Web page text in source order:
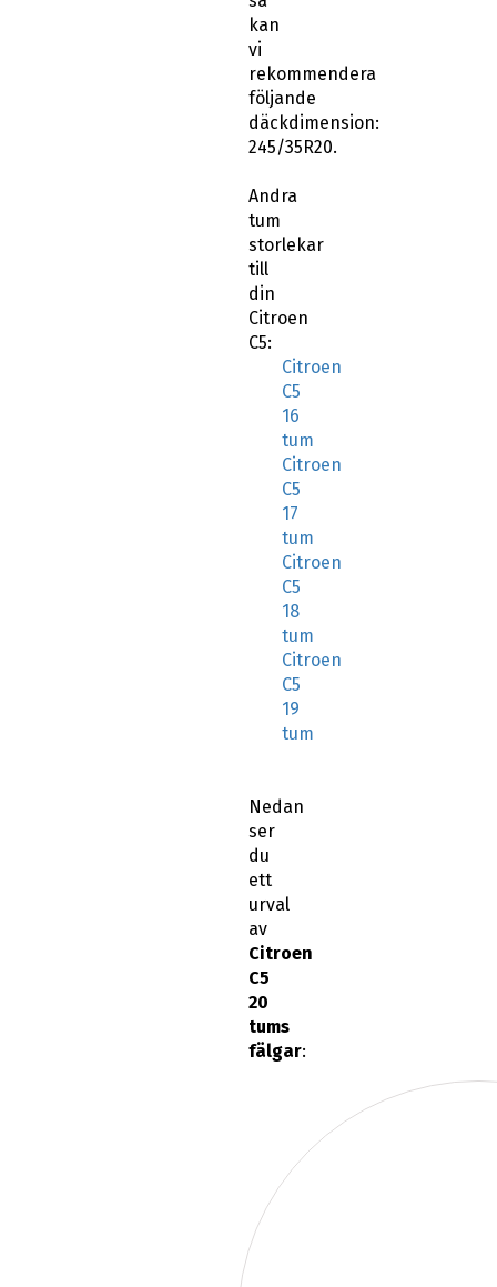
kan
vi
rekommendera
följande
däckdimension:
245/35R20.
Andra
tum
storlekar
till
din
Citroen
C5:
Citroen
C5
16
tum
Citroen
C5
17
tum
Citroen
C5
18
tum
Citroen
C5
19
tum
Nedan
ser
du
ett
urval
av
Citroen
C5
20
tums
fälgar: